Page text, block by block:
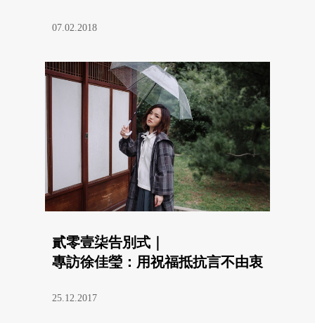
07.02.2018
貳零壹柒告別式｜
專訪徐佳瑩：用祝福抵抗言不由衷
25.12.2017